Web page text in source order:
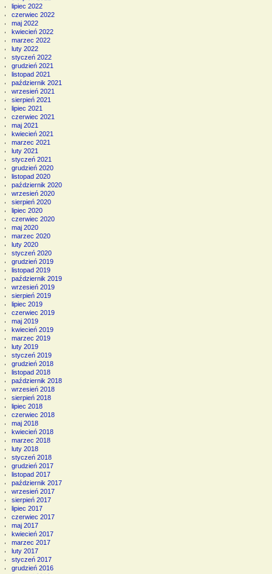
lipiec 2022
czerwiec 2022
maj 2022
kwiecień 2022
marzec 2022
luty 2022
styczeń 2022
grudzień 2021
listopad 2021
październik 2021
wrzesień 2021
sierpień 2021
lipiec 2021
czerwiec 2021
maj 2021
kwiecień 2021
marzec 2021
luty 2021
styczeń 2021
grudzień 2020
listopad 2020
październik 2020
wrzesień 2020
sierpień 2020
lipiec 2020
czerwiec 2020
maj 2020
marzec 2020
luty 2020
styczeń 2020
grudzień 2019
listopad 2019
październik 2019
wrzesień 2019
sierpień 2019
lipiec 2019
czerwiec 2019
maj 2019
kwiecień 2019
marzec 2019
luty 2019
styczeń 2019
grudzień 2018
listopad 2018
październik 2018
wrzesień 2018
sierpień 2018
lipiec 2018
czerwiec 2018
maj 2018
kwiecień 2018
marzec 2018
luty 2018
styczeń 2018
grudzień 2017
listopad 2017
październik 2017
wrzesień 2017
sierpień 2017
lipiec 2017
czerwiec 2017
maj 2017
kwiecień 2017
marzec 2017
luty 2017
styczeń 2017
grudzień 2016